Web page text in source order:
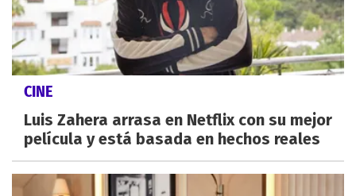
CINE
Luis Zahera arrasa en Netflix con su mejor
película y está basada en hechos reales